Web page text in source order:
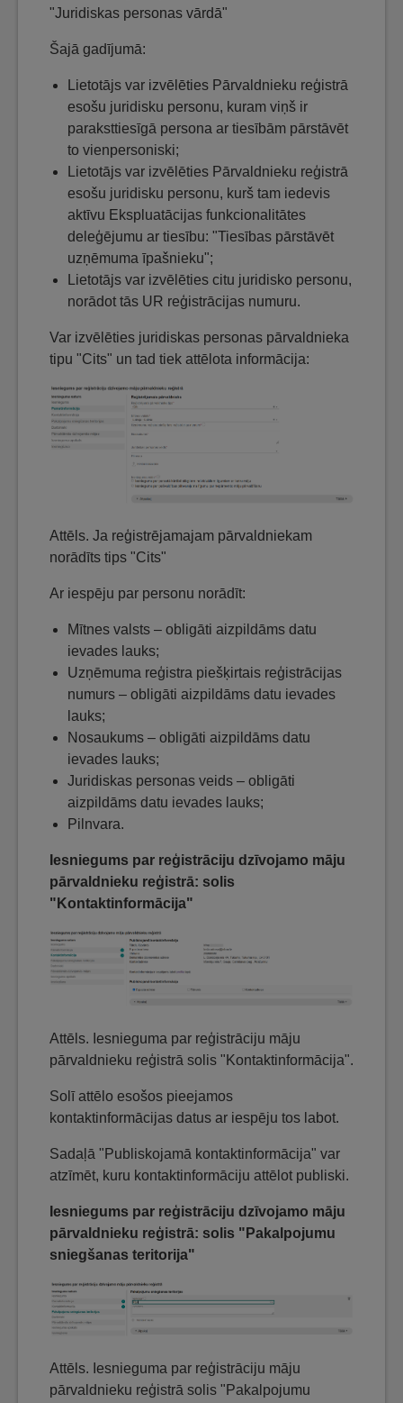
"Juridiskas personas vārdā"
Šajā gadījumā:
Lietotājs var izvēlēties Pārvaldnieku reģistrā
esošu juridisku personu, kuram viņš ir
paraksttiesīgā persona ar tiesībām pārstāvēt
to vienpersoniski;
Lietotājs var izvēlēties Pārvaldnieku reģistrā
esošu juridisku personu, kurš tam iedevis
aktīvu Ekspluatācijas funkcionalitātes
deleģējumu ar tiesību: "Tiesības pārstāvēt
uzņēmuma īpašnieku";
Lietotājs var izvēlēties citu juridisko personu,
norādot tās UR reģistrācijas numuru.
Var izvēlēties juridiskas personas pārvaldnieka
tipu "Cits" un tad tiek attēlota informācija:
Attēls. Ja reģistrējamajam pārvaldniekam
norādīts tips "Cits"
Ar iespēju par personu norādīt:
Mītnes valsts – obligāti aizpildāms datu
ievades lauks;
Uzņēmuma reģistra piešķirtais reģistrācijas
numurs – obligāti aizpildāms datu ievades
lauks;
Nosaukums – obligāti aizpildāms datu
ievades lauks;
Juridiskas personas veids – obligāti
aizpildāms datu ievades lauks;
Pilnvara.
Iesniegums par reģistrāciju dzīvojamo māju
pārvaldnieku reģistrā: solis
"Kontaktinformācija"
Attēls. Iesnieguma par reģistrāciju māju
pārvaldnieku reģistrā solis "Kontaktinformācija".
Solī attēlo esošos pieejamos
kontaktinformācijas datus ar iespēju tos labot.
Sadaļā "Publiskojamā kontaktinformācija" var
atzīmēt, kuru kontaktinformāciju attēlot publiski.
Iesniegums par reģistrāciju dzīvojamo māju
pārvaldnieku reģistrā: solis "Pakalpojumu
sniegšanas teritorija"
Attēls. Iesnieguma par reģistrāciju māju
pārvaldnieku reģistrā solis "Pakalpojumu